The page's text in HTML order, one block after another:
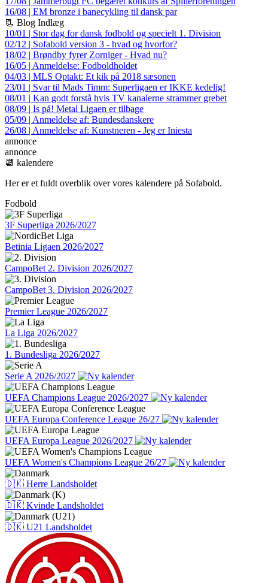
16/08 | EM bronze i banecykling til dansk par
📃 Blog Indlæg
10/01 | Stor dag for dansk fodbold og specielt 1. Division
02/12 | Sofabold version 3 - hvad og hvorfor?
18/02 | Brøndby fyrer Zorniger - Hvad nu?
16/05 | Anmeldelse: Fodboldholdet
04/03 | MLS Optakt: Et kik på 2018 sæsonen
23/01 | Svar til Mads Timm: Superligaen er IKKE kedelig!
08/01 | Kan godt forstå hvis TV kanalerne strammer grebet
08/09 | Is på! Metal Ligaen er tilbage
05/09 | Anmeldelse af: Bundesdanskere
26/08 | Anmeldelse af: Kunstneren - Jeg er Iniesta
annonce
annonce
📆 kalendere
Her er et fuldt overblik over vores kalendere på Sofabold.
Fodbold
3F Superliga 2026/2027
Betinia Ligaen 2026/2027
CampoBet 2. Division 2026/2027
CampoBet 3. Division 2026/2027
Premier League 2026/2027
La Liga 2026/2027
1. Bundesliga 2026/2027
Serie A 2026/2027
UEFA Champions League 2026/2027
UEFA Europa Conference League 26/27
UEFA Europa League 2026/2027
UEFA Women's Champions League 26/27
🇩🇰 Herre Landsholdet
🇩🇰 Kvinde Landsholdet
🇩🇰 U21 Landsholdet